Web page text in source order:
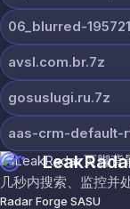
06_blurred-
avsl.com.br.7z
gosuslugi.ru.7z
aas-crm-default-
几秒内搜索、监控并
Radar Forge SASU